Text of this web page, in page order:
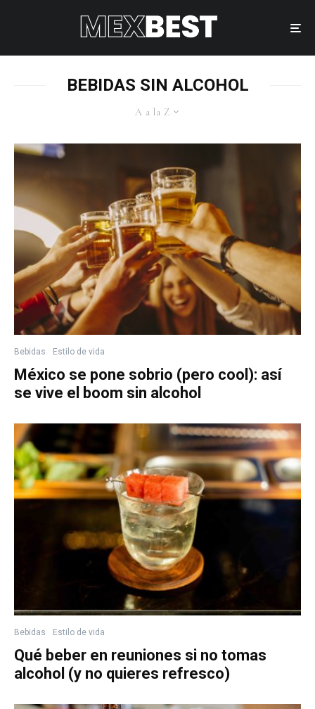
BEBIDAS SIN ALCOHOL
A a la Z
Bebidas Estilo de vida
México se pone sobrio (pero cool): así
se vive el boom sin alcohol
Bebidas Estilo de vida
Qué beber en reuniones si no tomas
alcohol (y no quieres refresco)